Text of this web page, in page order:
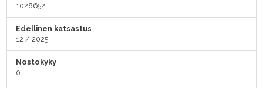
1028652
Edellinen katsastus
12 / 2025
Nostokyky
0